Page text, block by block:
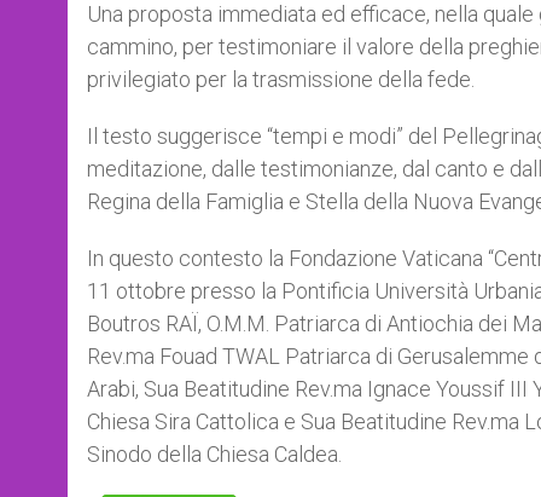
Una proposta immediata ed efficace, nella
cammino, per testimoniare il valore della
privilegiato per la trasmissione della fede.
Il testo suggerisce “tempi e modi” del
meditazione, dalle testimonianze, dal canto e
Regina della Famiglia e Stella della Nuova
In questo contesto la Fondazione Vaticana
11 ottobre presso la Pontificia Università
Boutros RAÏ, O.M.M. Patriarca di Antiochia dei
Rev.ma Fouad TWAL Patriarca di
Arabi, Sua Beatitudine Rev.ma Ignace Youssif
Chiesa Sira Cattolica e Sua Beatitudine Rev.ma
Sinodo della Chiesa Caldea.